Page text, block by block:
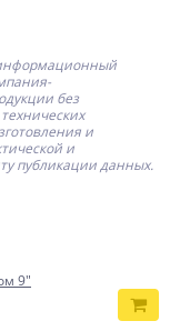
без
и
и
публикации данных.
9"